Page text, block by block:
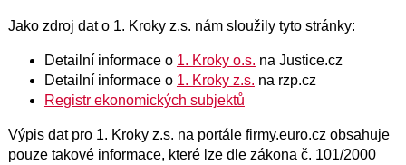
Jako zdroj dat o 1. Kroky z.s. nám sloužily tyto stránky:
Detailní informace o 1. Kroky o.s. na Justice.cz
Detailní informace o 1. Kroky z.s. na rzp.cz
Registr ekonomických subjektů
Výpis dat pro 1. Kroky z.s. na portále firmy.euro.cz obsahuje
pouze takové informace, které lze dle zákona č. 101/2000